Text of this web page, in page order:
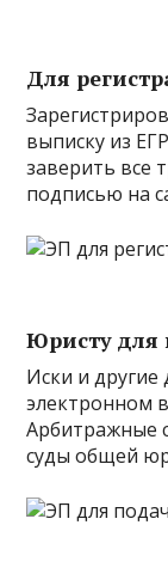
Для
выписку из
заверить все
подписью на
Юристу для
Иски и
электронном
Арбитражные
суды общей